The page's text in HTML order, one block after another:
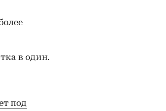
в один.
под